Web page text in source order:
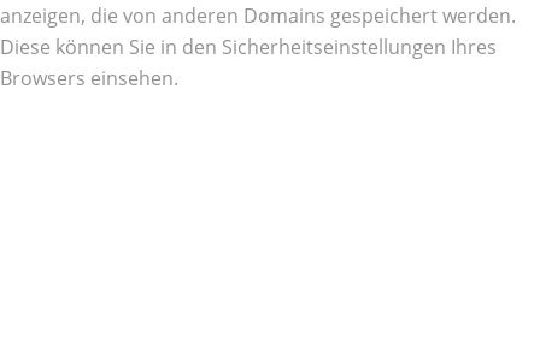
anzeigen, die von anderen Domains gespeichert werden.
Diese können Sie in den Sicherheitseinstellungen Ihres
Browsers einsehen.